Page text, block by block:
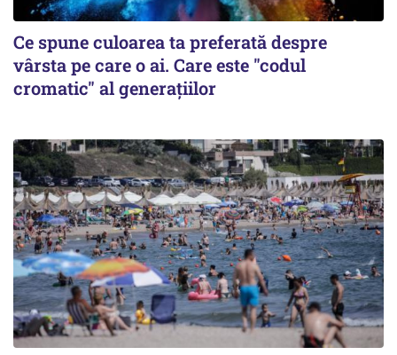
Ce spune culoarea ta preferată despre
vârsta pe care o ai. Care este "codul
cromatic" al generațiilor